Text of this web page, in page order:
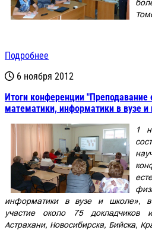
Подробнее
6 ноября 2012
Итоги конференции "Преподавание
математики, информатики в вузе
1
информатики в вузе и школе», в
участие около 75 докладчиков
Астрахани, Новосибирска, Бийска,